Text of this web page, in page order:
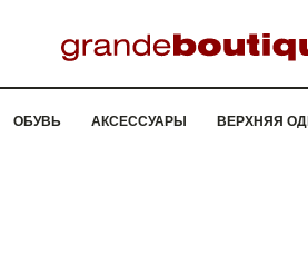
ОБУВЬ АКСЕССУАРЫ ВЕРХНЯЯ